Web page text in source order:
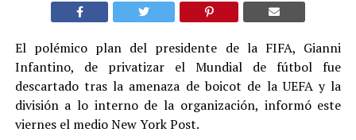
El polémico plan del presidente de la FIFA, Gianni
Infantino, de privatizar el Mundial de fútbol fue
descartado tras la amenaza de boicot de la UEFA y la
división a lo interno de la organización, informó este
viernes el medio New York Post.